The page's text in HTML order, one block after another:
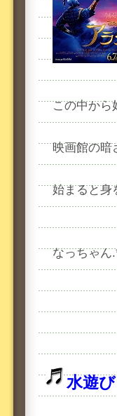
この中から
映画館の暗
始まると身
なっちゃん
水遊び